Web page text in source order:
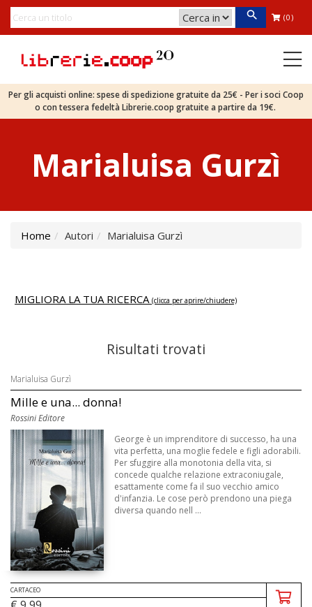
(0)
Per gli acquisti online: spese di spedizione gratuite da 25€ - Per i soci Coop
o con tessera fedeltà Librerie.coop gratuite a partire da 19€.
Marialuisa Gurzì
Home Autori Marialuisa Gurzì
MIGLIORA LA TUA RICERCA (clicca per aprire/chiudere)
Risultati trovati
Marialuisa Gurzì
Mille e una... donna!
Rossini Editore
George è un imprenditore di successo, ha una
vita perfetta, una moglie fedele e figli adorabili.
Per sfuggire alla monotonia della vita, si
concede qualche relazione extraconiugale,
esattamente come fa il suo vecchio amico
d'infanzia. Le cose però prendono una piega
diversa quando nell ...
CARTACEO